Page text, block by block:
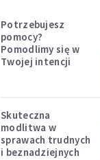
Potrzebujesz
pomocy?
Pomodlimy się w
Twojej intencji
Skuteczna
modlitwa w
sprawach trudnych
i beznadziejnych